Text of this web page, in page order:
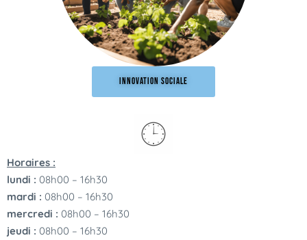
INNOVATION SOCIALE
Horaires :
lundi : 08h00 – 16h30
mardi : 08h00 – 16h30
mercredi : 08h00 – 16h30
jeudi : 08h00 – 16h30